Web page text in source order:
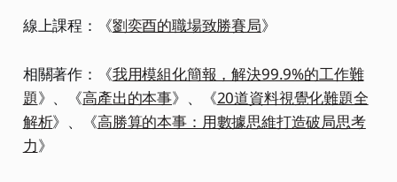
線上課程：《劉奕酉的職場致勝賽局》
相關著作：《我用模組化簡報，解決99.9%的工作難
題》、《高產出的本事》、《20道資料視覺化難題全
解析》、《高勝算的本事：用數據思維打造破局思考
力》